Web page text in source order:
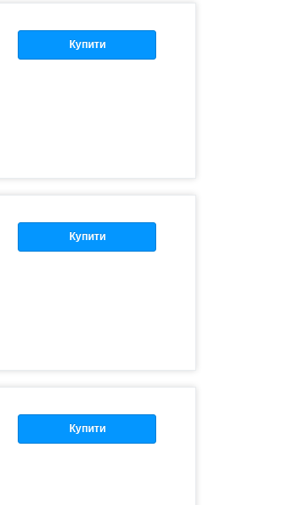
Купити
Купити
Купити